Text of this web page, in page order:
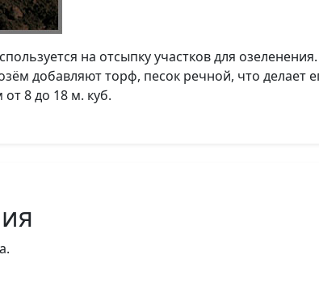
на отсыпку участков для
добавляют торф, песок речной, что
8 до 18 м. куб.